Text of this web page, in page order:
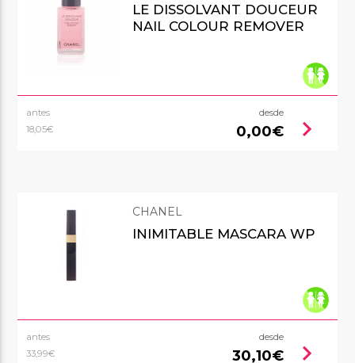
LE DISSOLVANT DOUCEUR
NAIL COLOUR REMOVER
antes
18,05€
desde
0,00€ chevron_right
CHANEL
INIMITABLE MASCARA WP
antes
33,99€
desde
30,10€ chevron_right